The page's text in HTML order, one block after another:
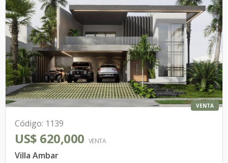
VENTA
Código: 1139
US$ 620,000 VENTA
Villa Ambar